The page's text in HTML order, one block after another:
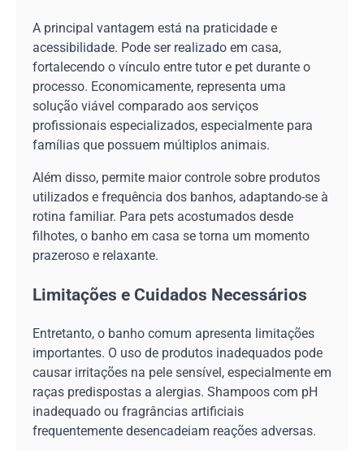
A principal vantagem está na praticidade e
acessibilidade. Pode ser realizado em casa,
fortalecendo o vínculo entre tutor e pet durante o
processo. Economicamente, representa uma
solução viável comparado aos serviços
profissionais especializados, especialmente para
famílias que possuem múltiplos animais.
Além disso, permite maior controle sobre produtos
utilizados e frequência dos banhos, adaptando-se à
rotina familiar. Para pets acostumados desde
filhotes, o banho em casa se torna um momento
prazeroso e relaxante.
Limitações e Cuidados Necessários
Entretanto, o banho comum apresenta limitações
importantes. O uso de produtos inadequados pode
causar irritações na pele sensível, especialmente em
raças predispostas a alergias. Shampoos com pH
inadequado ou fragrâncias artificiais
frequentemente desencadeiam reações adversas.